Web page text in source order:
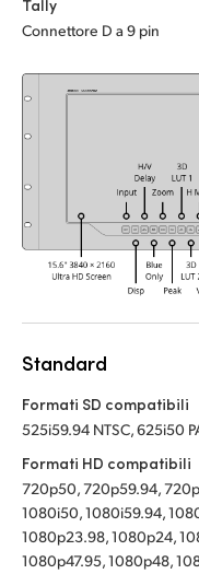
Tally
Connettore D a 9 pin
Standard
Formati SD compatibili
525i59.94 NTSC, 625i50
Formati HD compatibili
720p50, 720p59.94,
1080i50, 1080i59.94,
1080p23.98, 1080p24,
1080p47.95, 1080p48,